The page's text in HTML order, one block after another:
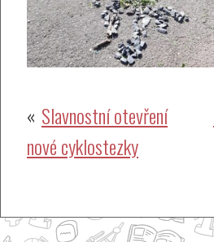
Navigace
pro
Slavnostní otevření
nové cyklostezky